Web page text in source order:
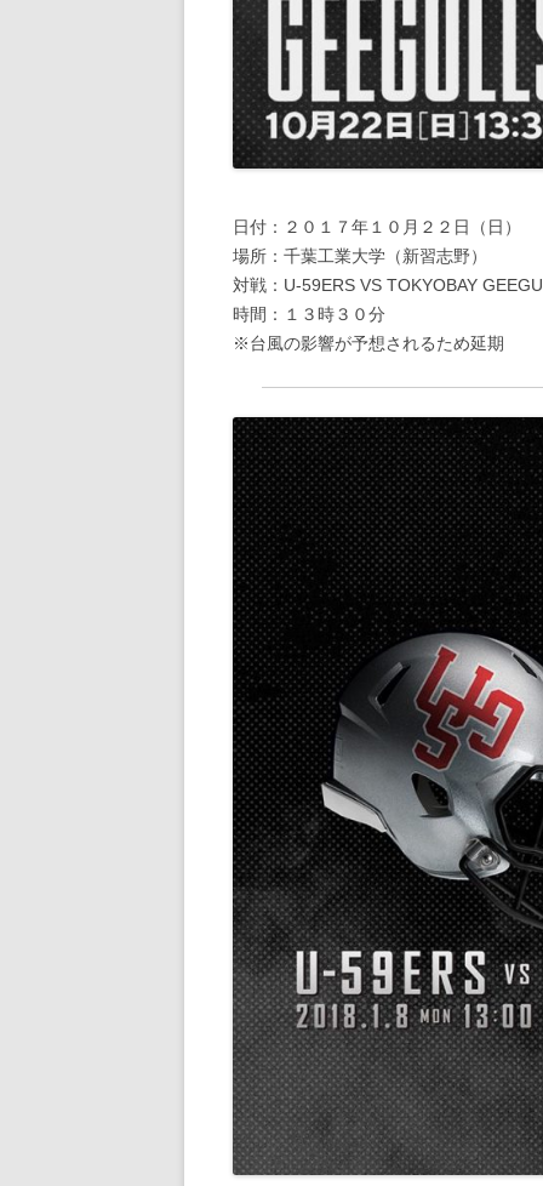
日付：２０１７年１０月２２日（日）
場所：千葉工業大学（新習志野）
対戦：U-59ERS VS TOKYOBAY
時間：１３時３０分
※台風の影響が予想されるため延期